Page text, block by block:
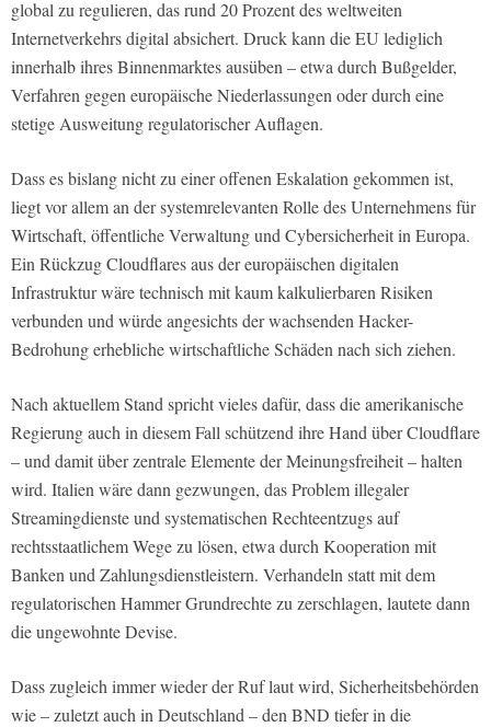
global zu regulieren, das rund 20 Prozent des weltweiten
Internetverkehrs digital absichert. Druck kann die EU lediglich
innerhalb ihres Binnenmarktes ausüben – etwa durch Bußgelder,
Verfahren gegen europäische Niederlassungen oder durch eine
stetige Ausweitung regulatorischer Auflagen.
Dass es bislang nicht zu einer offenen Eskalation gekommen ist,
liegt vor allem an der systemrelevanten Rolle des Unternehmens für
Wirtschaft, öffentliche Verwaltung und Cybersicherheit in Europa.
Ein Rückzug Cloudflares aus der europäischen digitalen
Infrastruktur wäre technisch mit kaum kalkulierbaren Risiken
verbunden und würde angesichts der wachsenden Hacker-
Bedrohung erhebliche wirtschaftliche Schäden nach sich ziehen.
Nach aktuellem Stand spricht vieles dafür, dass die amerikanische
Regierung auch in diesem Fall schützend ihre Hand über Cloudflare
– und damit über zentrale Elemente der Meinungsfreiheit – halten
wird. Italien wäre dann gezwungen, das Problem illegaler
Streamingdienste und systematischen Rechteentzugs auf
rechtsstaatlichem Wege zu lösen, etwa durch Kooperation mit
Banken und Zahlungsdienstleistern. Verhandeln statt mit dem
regulatorischen Hammer Grundrechte zu zerschlagen, lautete dann
die ungewohnte Devise.
Dass zugleich immer wieder der Ruf laut wird, Sicherheitsbehörden
wie – zuletzt auch in Deutschland – den BND tiefer in die